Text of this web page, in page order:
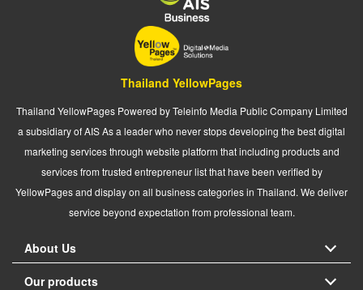
Thailand YellowPages
Thailand YellowPages Powered by Teleinfo Media Public Company Limited
a subsidiary of AIS As a leader who never stops developing the best digital
marketing services through website platform that including products and
services from trusted entrepreneur list that have been verified by
YellowPages and display on all business categories in Thailand. We deliver
service beyond expectation from professional team.
About Us
Our products